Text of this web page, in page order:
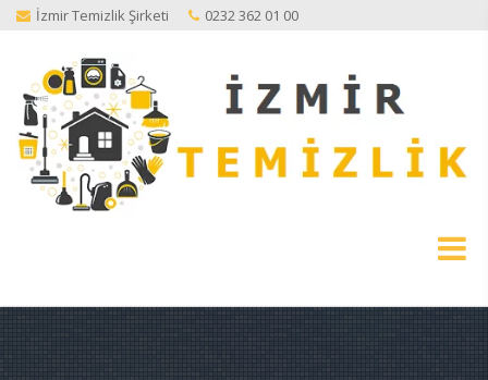
İzmir Temizlik Şirketi 0232 362 01 00